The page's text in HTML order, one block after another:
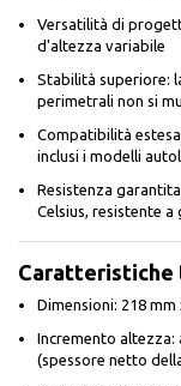
Versatilità di
d'altezza variabile
Stabilità superiore:
perimetrali non si
Compatibilità
inclusi i modelli
Resistenza
Celsius, resistente a
Caratteristiche
Dimensioni: 218 mm
Incremento altezza:
(spessore netto